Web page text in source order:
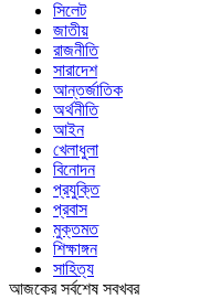
সিলেট
জাতীয়
রাজনীতি
সারাদেশ
আন্তর্জাতিক
অর্থনীতি
আইন
খেলাধুলা
বিনোদন
প্রযুক্তি
প্রবাস
মুক্তমত
শিক্ষাঙ্গন
সাহিত্য
আজকের সর্বশেষ সবখবর